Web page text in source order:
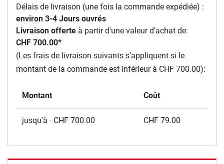
Délais de livraison (une fois la commande expédiée) :
environ 3-4 Jours ouvrés
Livraison offerte à partir d'une valeur d'achat de:
CHF 700.00*
(Les frais de livraison suivants s’appliquent si le
montant de la commande est inférieur à CHF 700.00):
Montant Coût
jusqu'à - CHF 700.00 CHF 79.00